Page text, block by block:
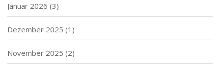
Januar 2026 (3)
Dezember 2025 (1)
November 2025 (2)